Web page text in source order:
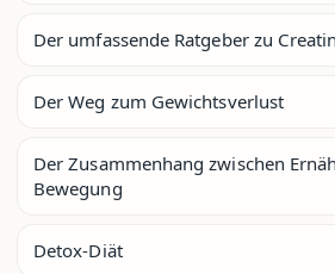
Der umfassende Ratgeber zu Creatin
Der Weg zum Gewichtsverlust
Der Zusammenhang zwischen
Bewegung
Detox-Diät